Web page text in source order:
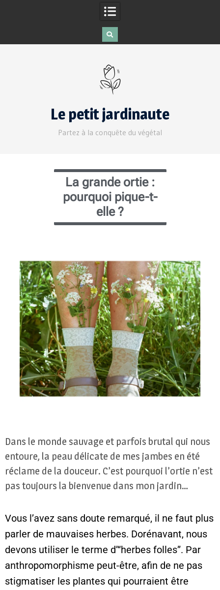
Le petit jardinaute
Partez à la conquête du végétal
La grande ortie :
pourquoi pique-t-
elle ?
Dans le monde sauvage et parfois brutal qui nous
entoure, la peau délicate de mes jambes en été
réclame de la douceur. C’est pourquoi l’ortie n’est
pas toujours la bienvenue dans mon jardin…
Vous l’avez sans doute remarqué, il ne faut plus
parler de mauvaises herbes. Dorénavant, nous
devons utiliser le terme d’“herbes folles”. Par
anthropomorphisme peut-être, afin de ne pas
stigmatiser les plantes qui pourraient être